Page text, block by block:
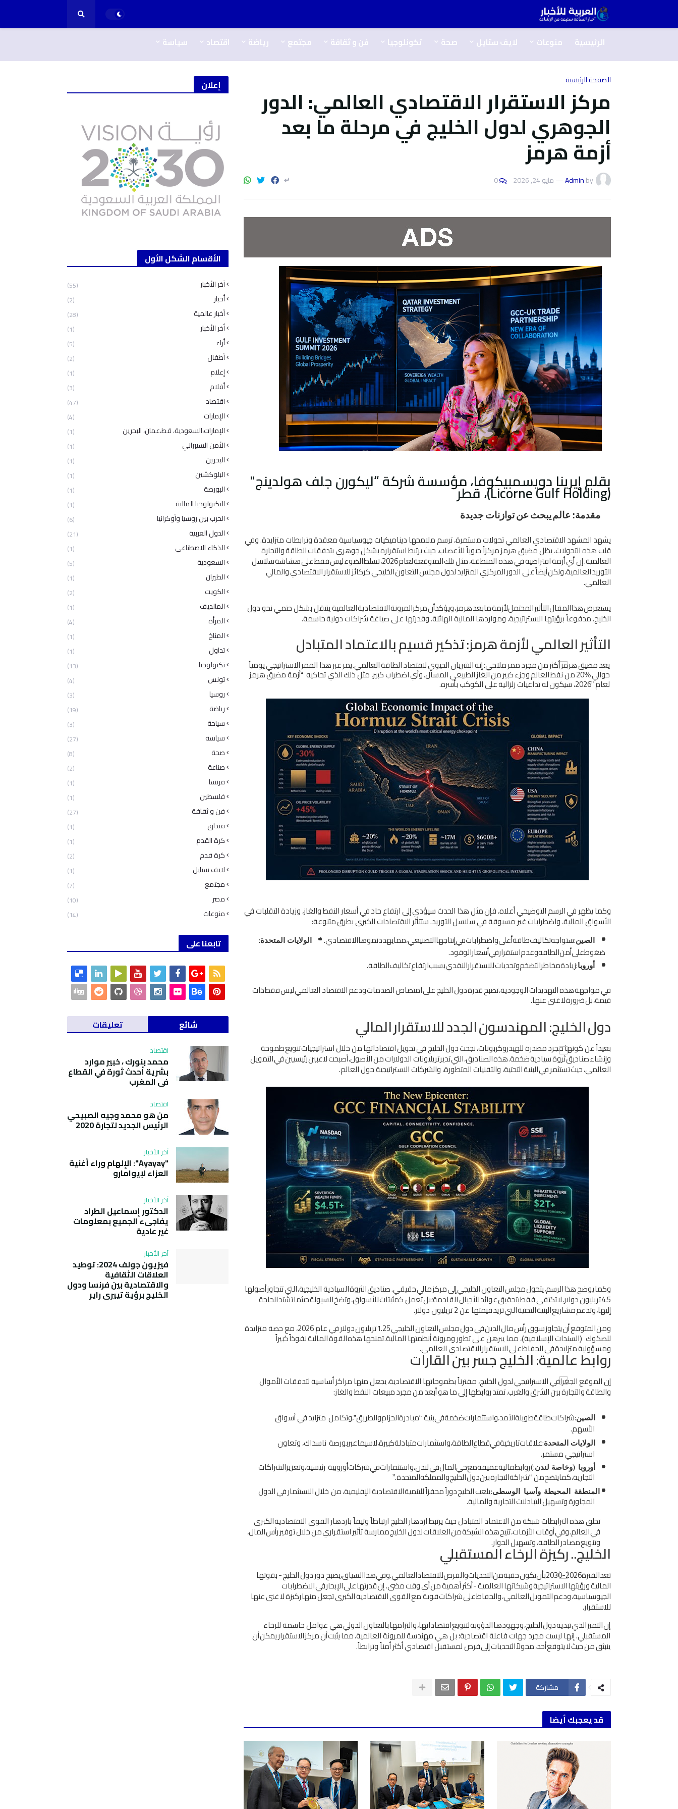
الرئيسية منوعات لايف ستايل صحة تكونلوجيا فن و ثقافة مجتمع رياضة اقتصاد سياسة
الصفحة الرئيسية
ﻣﺮﻛﺰ اﻻﺳﺘﻘﺮار اﻻﻗﺘﺼﺎدي اﻟﻌﺎﻟﻤﻲ: اﻟﺪور
اﻟﺠﻮﻫﺮي ﻟﺪول اﻟﺨﻠﻴﺞ ﻓﻲ ﻣﺮﺣﻠﺔ ﻣﺎ ﺑﻌﺪ
أزﻣﺔ ﻫﺮﻣﺰ
by
Admin
—مايو 24, 2026 0
ﺑﻘﻠﻢ إﻳﺮﻳﻨﺎ دوﻳﺴﻤﺒﻴﻜﻮﻓﺎ، ﻣﺆﺳﺴﺔ ﺷﺮﻛﺔ “ﻟﻴﻜﻮرن ﺟﻠﻒ ﻫﻮﻟﺪﻳﻨﺞ"(Licorne Gulf Holding)، ﻗﻄﺮ
ﻣﻘﺪﻣﺔ:ﻋﺎﻟﻢ ﻳﺒﺤﺚ ﻋﻦ ﺗﻮازﻧﺎت ﺟﺪﻳﺪة
ﻳﺸﻬﺪ اﻟﻤﺸﻬﺪ اﻻﻗﺘﺼﺎدي اﻟﻌﺎﻟﻤﻲ ﺗﺤﻮﻻت ﻣﺴﺘﻤﺮة، ﺗﺮﺳﻢ ﻣﻼﻣﺤﻬﺎ دﻳﻨﺎﻣﻴﻜﻴﺎت ﺟﻴﻮﺳﻴﺎﺳﻴﺔ ﻣﻌﻘﺪةوﺗﺮاﺑﻄﺎتﻣﺘﺰاﻳﺪة.وﻓﻲ
ﻗﻠﺐﻫﺬهاﻟﺘﺤﻮﻻت،ﻳﻈﻞﻣﻀﻴﻖﻫﺮﻣﺰﻣﺮﻛﺰاًﺣﻴﻮﻳﺎًﻟﻸﻋﺼﺎب،ﺣﻴﺚﻳﺮﺗﺒﻂاﺳﺘﻘﺮارهﺑﺸﻜﻞﺟﻮﻫﺮيﺑﺘﺪﻓﻘﺎتاﻟﻄﺎﻗﺔواﻟﺘﺠﺎرة
اﻟﻌﺎﻟﻤﻴﺔ.إنأيأزﻣﺔاﻓﺘﺮاﺿﻴﺔﻓﻲﻫﺬهاﻟﻤﻨﻄﻘﺔ،ﻣﺜﻞﺗﻠﻚاﻟﻤﺘﻮﻗﻌﺔﻟﻌﺎم2026،ﺗﺴﻠﻂاﻟﻀﻮءﻟﻴﺲﻓﻘﻂﻋﲆﻫﺸﺎﺷﺔﺳﻼﺳﻞ
اﻟﺘﻮرﻳﺪاﻟﻌﺎﻟﻤﻴﺔ،وﻟﻜﻦأﻳﻀﺎًﻋﲆاﻟﺪوراﻟﻤﺮﻛﺰياﻟﻤﺘﺰاﻳﺪﻟﺪولﻣﺠﻠﺲاﻟﺘﻌﺎوناﻟﺨﻠﻴﺠﻲﻛﺮﻛﺎﺋﺰﻟﻼﺳﺘﻘﺮاراﻻﻗﺘﺼﺎديواﻟﻤﺎﻟﻲ
اﻟﻌﺎﻟﻤﻲ.
ﻳﺴﺘﻌﺮضﻫﺬااﻟﻤﻘﺎلاﻟﺘﺄﺛﻴﺮاﻟﻤﺤﺘﻤﻞﻷزﻣﺔﻣﺎﺑﻌﺪﻫﺮﻣﺰ،وﻳﺆﻛﺪأنﻣﺮﻛﺰاﻟﻤﺮوﻧﺔاﻻﻗﺘﺼﺎدﻳﺔاﻟﻌﺎﻟﻤﻴﺔﻳﻨﺘﻘﻞ ﺑﺸﻜﻞ ﺣﺘﻤﻲ ﻧﺤﻮ دول
اﻟﺨﻠﻴﺞ، ﻣﺪﻓﻮﻋﺎً ﺑﺮؤﻳﺘﻬﺎ اﻻﺳﺘﺮاﺗﻴﺠﻴﺔ، وﻣﻮاردﻫﺎ اﻟﻤﺎﻟﻴﺔ اﻟﻬﺎﺋﻠﺔ، وﻗﺪرﺗﻬﺎ ﻋﲆﺻﻴﺎﻏﺔﺷﺮاﻛﺎتدوﻟﻴﺔﺣﺎﺳﻤﺔ.
اﻟﺘﺄﺛﻴﺮاﻟﻌﺎﻟﻤﻲﻷزﻣﺔﻫﺮﻣﺰ:ﺗﺬﻛﻴﺮﻗﺴﻴﻢﺑﺎﻻﻋﺘﻤﺎداﻟﻤﺘﺒﺎدل
ﻳﻌﺪﻣﻀﻴﻖﻫﺮﻣﺰأﻛﺜﺮﻣﻦﻣﺠﺮدﻣﻤﺮﻣﻼﺣﻲ؛إﻧﻪاﻟﺸﺮﻳﺎناﻟﺤﻴﻮيﻻﻗﺘﺼﺎداﻟﻄﺎﻗﺔاﻟﻌﺎﻟﻤﻲ.ﻳﻤﺮﻋﺒﺮﻫﺬااﻟﻤﻤﺮاﻻﺳﺘﺮاﺗﻴﺠﻲﻳﻮﻣﻴﺎً
ﺣﻮاﻟﻲ%
20ﻣﻦﻧﻔﻂاﻟﻌﺎﻟﻢوﺟﺰءﻛﺒﻴﺮﻣﻦاﻟﻐﺎزاﻟﻄﺒﻴﻌﻲاﻟﻤﺴﺎل.وأياﺿﻄﺮابﻛﺒﻴﺮ،ﻣﺜﻞذﻟﻚاﻟﺬيﺗﺤﺎﻛﻴﻪ “أزﻣﺔﻣﻀﻴﻖﻫﺮﻣﺰ
ﻟﻌﺎم”
2026،ﺳﻴﻜﻮنﻟﻪﺗﺪاﻋﻴﺎتزﻟﺰاﻟﻴﺔﻋﲆاﻟﻜﻮﻛﺐﺑﺄﺳﺮه.
وﻛﻤﺎﻳﻈﻬﺮﻓﻲاﻟﺮﺳﻢاﻟﺘﻮﺿﻴﺤﻲأﻋﻼه،ﻓﺈنﻣﺜﻞﻫﺬااﻟﺤﺪثﺳﻴﺆديإﱃارﺗﻔﺎعﺣﺎدﻓﻲأﺳﻌﺎراﻟﻨﻔﻂواﻟﻐﺎز،وزﻳﺎدةاﻟﺘﻘﻠﺒﺎتﻓﻲ
اﻷﺳﻮاقاﻟﻤﺎﻟﻴﺔ،واﺿﻄﺮاﺑﺎتﻏﻴﺮﻣﺴﺒﻮﻗﺔﻓﻲﺳﻼﺳﻞاﻟﺘﻮرﻳﺪ.ﺳﺘﺘﺄﺛﺮاﻻﻗﺘﺼﺎداتاﻟﻜﺒﺮىﺑﻄﺮقﻣﺘﻨﻮﻋﺔ:
اﻟﺼﻴﻦ:ﺳﺘﻮاﺟﻪﺗﻜﺎﻟﻴﻒﻃﺎﻗﺔأﻋﲆواﺿﻄﺮاﺑﺎتﻓﻲإﻧﺘﺎﺟﻬﺎاﻟﺘﺼﻨﻴﻌﻲ،ﻣﻤﺎﻳﻬﺪدﻧﻤﻮﻫﺎاﻻﻗﺘﺼﺎدي. اﻟﻮﻻﻳﺎت اﻟﻤﺘﺤﺪة:
ﺿﻐﻮطﻋﲆأﻣﻦاﻟﻄﺎﻗﺔوﻋﺪماﺳﺘﻘﺮارﻓﻲأﺳﻌﺎراﻟﻮﻗﻮد.
أوروﺑﺎ:زﻳﺎدةﻣﺨﺎﻃﺮاﻟﺘﻀﺨﻢوﺗﺤﺪﻳﺎتﻟﻼﺳﺘﻘﺮاراﻟﻨﻘﺪيﺑﺴﺒﺐارﺗﻔﺎعﺗﻜﺎﻟﻴﻒاﻟﻄﺎﻗﺔ.
ﻓﻲﻣﻮاﺟﻬﺔﻫﺬهاﻟﺘﻬﺪﻳﺪاتاﻟﻮﺟﻮدﻳﺔ،ﺗﺼﺒﺢﻗﺪرةدولاﻟﺨﻠﻴﺞﻋﲆاﻣﺘﺼﺎصاﻟﺼﺪﻣﺎتودﻋﻢاﻻﻗﺘﺼﺎد اﻟﻌﺎﻟﻤﻲﻟﻴﺲﻓﻘﻂذات
ﻗﻴﻤﺔ،ﺑﻞﺿﺮورةﻻﻏﻨﻰﻋﻨﻬﺎ.
دولاﻟﺨﻠﻴﺞ:اﻟﻤﻬﻨﺪﺳﻮناﻟﺠﺪدﻟﻼﺳﺘﻘﺮاراﻟﻤﺎﻟﻲ
ﺑﻌﻴﺪاًﻋﻦﻛﻮﻧﻬﺎﻣﺠﺮدﻣﺼﺪرةﻟﻠﻬﻴﺪروﻛﺮﺑﻮﻧﺎت،ﻧﺠﺤﺖدولاﻟﺨﻠﻴﺞﻓﻲﺗﺤﻮﻳﻞاﻗﺘﺼﺎداﺗﻬﺎﻣﻦﺧﻼلاﺳﺘﺮاﺗﻴﺠﻴﺎتﺗﻨﻮﻳﻊﻃﻤﻮﺣﺔ
وإﻧﺸﺎءﺻﻨﺎدﻳﻖﺛﺮوةﺳﻴﺎدﻳﺔﺿﺨﻤﺔ.ﻫﺬهاﻟﺼﻨﺎدﻳﻖ،اﻟﺘﻲﺗﺪﻳﺮﺗﺮﻳﻠﻴﻮﻧﺎتاﻟﺪوﻻراتﻣﻦاﻷﺻﻮل،أﺻﺒﺤﺖﻻﻋﺒﻴﻦرﺋﻴﺴﻴﻴﻦﻓﻲاﻟﺘﻤﻮﻳﻞ
اﻟﻌﺎﻟﻤﻲ،ﺣﻴﺚﺗﺴﺘﺜﻤﺮﻓﻲاﻟﺒﻨﻴﺔاﻟﺘﺤﺘﻴﺔ،واﻟﺘﻘﻨﻴﺎت اﻟﻤﺘﻄﻮرة، واﻟﺸﺮﻛﺎت اﻻﺳﺘﺮاﺗﻴﺠﻴﺔ ﺣﻮل اﻟﻌﺎﻟﻢ.
وﻛﻤﺎﻳﻮﺿﺢﻫﺬااﻟﺮﺳﻢ،ﻳﺘﺤﻮلﻣﺠﻠﺲاﻟﺘﻌﺎوناﻟﺨﻠﻴﺠﻲإﱃﻣﺮﻛﺰﻣﺎﻟﻲﺣﻘﻴﻘﻲ.ﺻﻨﺎدﻳﻖاﻟﺜﺮوةاﻟﺴﻴﺎدﻳﺔاﻟﺨﻠﻴﺠﻴﺔ،اﻟﺘﻲﺗﺘﺠﺎوزأﺻﻮﻟﻬﺎ
4.5ﺗﺮﻳﻠﻴﻮندوﻻر،ﻻﺗﻜﺘﻔﻲﻓﻘﻂﺑﺘﺤﻘﻴﻖﻋﻮاﺋﺪﻟﻸﺟﻴﺎلاﻟﻘﺎدﻣﺔ؛ﺑﻞﺗﻌﻤﻞﻛﻤﺜﺒﺘﺎتﻟﻸﺳﻮاق،وﺗﻀﺦاﻟﺴﻴﻮﻟﺔﺣﻴﺜﻤﺎﺗﺸﺘﺪاﻟﺤﺎﺟﺔ
إﻟﻴﻬﺎ،وﺗﺪﻋﻢﻣﺸﺎرﻳﻊاﻟﺒﻨﻴﺔاﻟﺘﺤﺘﻴﺔاﻟﺘﻲﺗﺰﻳﺪﻗﻴﻤﺘﻬﺎﻋﻦ2ﺗﺮﻳﻠﻴﻮن دوﻻر.
وﻣﻦاﻟﻤﺘﻮﻗﻊأنﻳﺘﺠﺎوزﺳﻮقرأسﻣﺎلاﻟﺪﻳﻦﻓﻲدولﻣﺠﻠﺲاﻟﺘﻌﺎوناﻟﺨﻠﻴﺠﻲ1.25ﺗﺮﻳﻠﻴﻮندوﻻرﻓﻲﻋﺎم2026، ﻣﻊ ﺣﺼﺔ ﻣﺘﺰاﻳﺪة
ﻟﻠﺼﻜﻮك )اﻟﺴﻨﺪات اﻹﺳﻼﻣﻴﺔ(، ﻣﻤﺎ ﻳﺒﺮﻫﻦ ﻋﲆ ﺗﻄﻮر وﻣﺮوﻧﺔ أﻧﻈﻤﺘﻬﺎاﻟﻤﺎﻟﻴﺔ.ﺗﻤﻨﺤﻬﺎﻫﺬهاﻟﻘﻮةاﻟﻤﺎﻟﻴﺔﻧﻔﻮذاًﻛﺒﻴﺮاً
وﻣﺴﺆوﻟﻴﺔﻣﺘﺰاﻳﺪةﻓﻲاﻟﺤﻔﺎظﻋﲆاﻻﺳﺘﻘﺮاراﻻﻗﺘﺼﺎدياﻟﻌﺎﻟﻤﻲ. رواﺑﻂﻋﺎﻟﻤﻴﺔ:اﻟﺨﻠﻴﺞﺟﺴﺮﺑﻴﻦاﻟﻘﺎرات
إناﻟﻤﻮﻗﻊاﻟﺠﻐﺮاﻓﻲاﻻﺳﺘﺮاﺗﻴﺠﻲﻟﺪولاﻟﺨﻠﻴﺞ،ﻣﻘﺘﺮﻧﺎًﺑﻄﻤﻮﺣﺎﺗﻬﺎاﻻﻗﺘﺼﺎدﻳﺔ،ﻳﺠﻌﻞﻣﻨﻬﺎﻣﺮاﻛﺰأﺳﺎﺳﻴﺔﻟﺘﺪﻓﻘﺎتاﻷﻣﻮال
واﻟﻄﺎﻗﺔواﻟﺘﺠﺎرةﺑﻴﻦاﻟﺸﺮقواﻟﻐﺮب.ﺗﻤﺘﺪرواﺑﻄﻬﺎإﱃﻣﺎﻫﻮأﺑﻌﺪﻣﻦﻣﺠﺮدﻣﺒﻴﻌﺎتاﻟﻨﻔﻂواﻟﻐﺎز:
اﻟﺼﻴﻦ:ﺷﺮاﻛﺎتﻃﺎﻗﺔﻃﻮﻳﻠﺔاﻷﻣﺪ،واﺳﺘﺜﻤﺎراتﺿﺨﻤﺔﻓﻲﺑﻨﻴﺔ “ﻣﺒﺎدرةاﻟﺤﺰامواﻟﻄﺮﻳﻖ”،وﺗﻜﺎﻣﻞ ﻣﺘﺰاﻳﺪﻓﻲأﺳﻮاق
اﻷﺳﻬﻢ.
اﻟﻮﻻﻳﺎت اﻟﻤﺘﺤﺪة:ﻋﻼﻗﺎتﺗﺎرﻳﺨﻴﺔﻓﻲﻗﻄﺎعاﻟﻄﺎﻗﺔ،واﺳﺘﺜﻤﺎراتﻣﺘﺒﺎدﻟﺔﻛﺒﻴﺮة،ﻻﺳﻴﻤﺎﻋﺒﺮﺑﻮرﺻﺔ ﻧﺎﺳﺪاك،وﺗﻌﺎون
اﺳﺘﺮاﺗﻴﺠﻲﻣﺴﺘﻤﺮ.
أوروﺑﺎ )وﺧﺎﺻﺔ ﻟﻨﺪن:
(رواﺑﻂﻣﺎﻟﻴﺔﻋﻤﻴﻘﺔﻣﻊﺣﻲاﻟﻤﺎلﻓﻲﻟﻨﺪن،واﺳﺘﺜﻤﺎراتﻓﻲﺷﺮﻛﺎتأوروﺑﻴﺔ رﺋﻴﺴﻴﺔ،وﺗﻌﺰﻳﺰاﻟﺸﺮاﻛﺎت
اﻟﺘﺠﺎرﻳﺔ،ﻛﻤﺎﻳﺘﻀﺢﻣﻦ “ﺷﺮاﻛﺔاﻟﺘﺠﺎرةﺑﻴﻦدولاﻟﺨﻠﻴﺞواﻟﻤﻤﻠﻜﺔاﻟﻤﺘﺤﺪة.
”
اﻟﻤﻨﻄﻘﺔ
اﻟﻤﺤﻴﻄﺔ وآﺳﻴﺎ اﻟﻮﺳﻄﻰ:ﻳﻠﻌﺐاﻟﺨﻠﻴﺞدوراًﻣﺤﻔﺰاًﻟﻠﺘﻨﻤﻴﺔاﻻﻗﺘﺼﺎدﻳﺔاﻹﻗﻠﻴﻤﻴﺔ،ﻣﻦﺧﻼلاﻻﺳﺘﺜﻤﺎرﻓﻲاﻟﺪول
اﻟﻤﺠﺎورةوﺗﺴﻬﻴﻞاﻟﺘﺒﺎدﻻتاﻟﺘﺠﺎرﻳﺔواﻟﻤﺎﻟﻴﺔ.
ﺗﺨﻠﻖ ﻫﺬه اﻟﺘﺮاﺑﻄﺎت ﺷﺒﻜﺔ ﻣﻦ اﻻﻋﺘﻤﺎد اﻟﻤﺘﺒﺎدل ﺣﻴﺚ ﻳﺮﺗﺒﻂ ازدﻫﺎر اﻟﺨﻠﻴﺞ ارﺗﺒﺎﻃﺎً وﺛﻴﻘﺎً ﺑﺎزدﻫﺎر اﻟﻘﻮىاﻻﻗﺘﺼﺎدﻳﺔاﻟﻜﺒﺮى
ﻓﻲاﻟﻌﺎﻟﻢ.وﻓﻲأوﻗﺎتاﻷزﻣﺎت،ﺗﺘﻴﺢﻫﺬهاﻟﺸﺒﻜﺔﻣﻦاﻟﻌﻼﻗﺎتﻟﺪولاﻟﺨﻠﻴﺞﻣﻤﺎرﺳﺔﺗﺄﺛﻴﺮاﺳﺘﻘﺮاريﻣﻦﺧﻼلﺗﻮﻓﻴﺮرأساﻟﻤﺎل،
وﺗﻨﻮﻳﻊﻣﺼﺎدراﻟﻄﺎﻗﺔ،وﺗﺴﻬﻴﻞاﻟﺤﻮار. اﻟﺨﻠﻴﺞ..رﻛﻴﺰةاﻟﺮﺧﺎءاﻟﻤﺴﺘﻘﺒﻠﻲ
ﺗﻌﺪاﻟﻔﺘﺮة2030-2026ﺑﺄنﺗﻜﻮنﺣﻘﺒﺔﻣﻦاﻟﺘﺤﺪﻳﺎتواﻟﻔﺮصﻟﻼﻗﺘﺼﺎداﻟﻌﺎﻟﻤﻲ.وﻓﻲﻫﺬااﻟﺴﻴﺎق،ﻳﺼﺒﺢدوردولاﻟﺨﻠﻴﺞ-ﺑﻘﻮﺗﻬﺎ
اﻟﻤﺎﻟﻴﺔورؤﻳﺘﻬﺎاﻻﺳﺘﺮاﺗﻴﺠﻴﺔوﺷﺒﻜﺎﺗﻬﺎاﻟﻌﺎﻟﻤﻴﺔ-أﻛﺜﺮأﻫﻤﻴﺔﻣﻦأيوﻗﺖﻣﻀﻰ.إنﻗﺪرﺗﻬﺎﻋﲆاﻹﺑﺤﺎرﻓﻲاﻻﺿﻄﺮاﺑﺎت
اﻟﺠﻴﻮﺳﻴﺎﺳﻴﺔ،ودﻋﻢاﻟﺘﻤﻮﻳﻞاﻟﻌﺎﻟﻤﻲ،واﻟﺤﻔﺎظﻋﲆﺷﺮاﻛﺎتﻗﻮﻳﺔﻣﻊاﻟﻘﻮىاﻻﻗﺘﺼﺎدﻳﺔاﻟﻜﺒﺮىﺗﺠﻌﻞﻣﻨﻬﺎرﻛﻴﺰةﻻﻏﻨﻰﻋﻨﻬﺎ
ﻟﻼﺳﺘﻘﺮار.
إناﻟﺘﻤﻴﺰاﻟﺬيﺗﺒﺪﻳﻪدولاﻟﺨﻠﻴﺞ،وﺟﻬﻮدﻫﺎاﻟﺪؤوﺑﺔﻟﺘﻨﻮﻳﻊاﻗﺘﺼﺎداﺗﻬﺎ،واﻟﺘﺰاﻣﻬﺎﺑﺎﻟﺘﻌﺎوناﻟﺪوﻟﻲﻫﻲﻋﻮاﻣﻞ ﺣﺎﺳﻤﺔ ﻟﻠﺮﺧﺎء
اﻟﻤﺴﺘﻘﺒﻠﻲ.إﻧﻬﺎ ﻟﻴﺴﺖ ﻣﺠﺮد ﺟﻬﺎت ﻓﺎﻋﻠﺔ اﻗﺘﺼﺎدﻳﺔ؛ ﺑﻞ ﻫﻲ ﻣﻬﻨﺪﺳﺔ ﻟﻠﻤﺮوﻧﺔ اﻟﻌﺎﻟﻤﻴﺔ،ﻣﻤﺎﻳﺜﺒﺖأنﻣﺮﻛﺰاﻻﺳﺘﻘﺮارﻳﻤﻜﻦأن
ﻳﻨﺒﺜﻖﻣﻦﺣﻴﺚﻻﻳﺘﻮﻗﻊأﺣﺪ،ﻣﺤﻮﻻًاﻟﺘﺤﺪﻳﺎتإﱃﻓﺮصﻟﻤﺴﺘﻘﺒﻞ اﻗﺘﺼﺎدي أﻛﺜﺮ أﻣﻨﺎً وﺗﺮاﺑﻄﺎً.
مشاركة
قد يعجبك أيضا
إعلان
الأقسام الشكل الأول
آخر الأخبار (55)
أخبار (2)
أخبار عالمية (28)
أخر الأخبار (1)
أراء (5)
أطفال (2)
إعلام (1)
أفلام (3)
اقتصاد (47)
الإمارات (4)
الإمارات،السعودية، قط،عمان، البحرين (1)
الأمن السيبراني (1)
البحرين (1)
البلوكشين (1)
البورصة (1)
التكنولوجيا المالية (1)
الحرب بين روسيا وأوكرانيا (6)
الدول العربية (21)
الذكاء الاصطناعي (1)
السعودية (5)
الطيران (1)
الكويت (2)
المالديف (1)
المرأة (4)
المناخ (1)
تداول (1)
تكنولوجيا (13)
تونس (4)
روسيا (3)
رياضة (19)
سياحة (3)
سياسة (27)
صحة (8)
صناعة (2)
فرنسا (1)
فلسطين (1)
فن و ثقافة (27)
فنداق (1)
كرة القدم (1)
كرة قدم (2)
لايف ستايل (1)
مجتمع (7)
مصر (10)
منوعات (14)
تابعنا على
شائع تعليقات
اقتصاد
محمد بنورك ، خبير موارد
بشرية أحدث ثورة في القطاع
في المغرب
اقتصاد
من هو محمد وجيه الصبيحي
الرئيس الجديد لتجارة 2020
آخر الأخبار
"Ayayay": الإلهام وراء أغنية
العزاء لإيوامارو
آخر الأخبار
الدكتور إسماعيل الطراد
يفاجىء الجميع بمعلومات
غير عادية
آخر الأخبار
فيزيون جولف 2024: توطيد
العلاقات الثقافية
والاقتصادية بين فرنسا ودول
الخليج برؤية تييري راير